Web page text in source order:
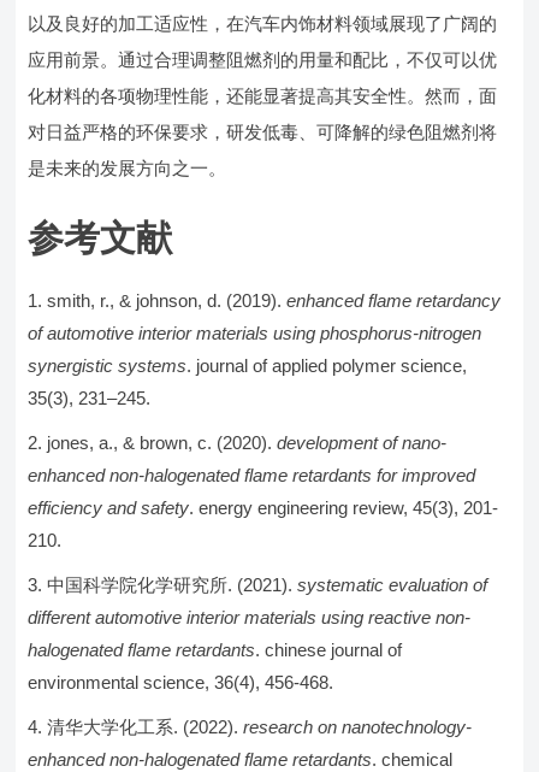
以及良好的加工适应性，在汽车内饰材料领域展现了广阔的
应用前景。通过合理调整阻燃剂的用量和配比，不仅可以优
化材料的各项物理性能，还能显著提高其安全性。然而，面
对日益严格的环保要求，研发低毒、可降解的绿色阻燃剂将
是未来的发展方向之一。
参考文献
smith, r., & johnson, d. (2019).enhanced flame retardancy
of automotive interior materials using phosphorus-nitrogen
synergistic systems. journal of applied polymer science,
35(3), 231–245.
jones, a., & brown, c. (2020).development of nano-
enhanced non-halogenated flame retardants for improved
efficiency and safety. energy engineering review, 45(3), 201-
210.
中国科学院化学研究所. (2021).systematic evaluation of
different automotive interior materials using reactive non-
halogenated flame retardants. chinese journal of
environmental science, 36(4), 456-468.
清华大学化工系. (2022).research on nanotechnology-
enhanced non-halogenated flame retardants. chemical